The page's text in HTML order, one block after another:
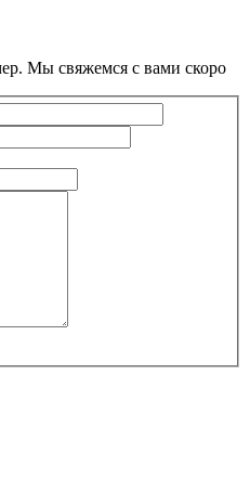
Мы свяжемся с вами скоро